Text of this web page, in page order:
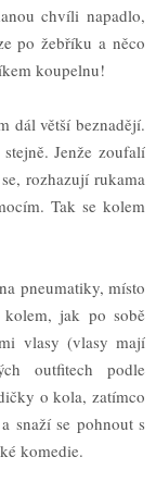
chvíli napadlo,
požebříku a něco
koupelnu!
dál větší beznadějí.
ě. Jenže zoufalí
rozhazují rukama
Tak se kolem
pneumatiky, místo
kolem, jak po sobě
vlasy (vlasy mají
ch outfitech podle
čky o kola, zatímco
snaží se pohnout s
komedie.